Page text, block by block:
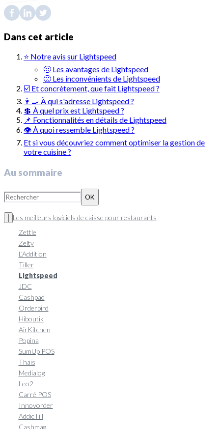
Dans cet article
⭐ Notre avis sur Lightspeed
🙂 Les avantages de Lightspeed
🙁 Les inconvénients de Lightspeed
☑️ Et concrètement, que fait Lightspeed ?
👩‍🍳 À qui s'adresse Lightspeed ?
💲 À quel prix est Lightspeed ?
📌 Fonctionnalités en détails de Lightspeed
👁️ À quoi ressemble Lightspeed ?
Et si vous découvriez comment optimiser la gestion de
votre cuisine ?
Au sommaire
OK
Les meilleurs logiciels de caisse pour restaurants
Zettle
Zelty
L'Addition
Tiller
Lightspeed
JDC
Cashpad
Orderbird
Hiboutik
AirKitchen
Popina
SumUp POS
Thaïs
Medialog
Leo2
Carré POS
Innovorder
AddicTill
Cashmag